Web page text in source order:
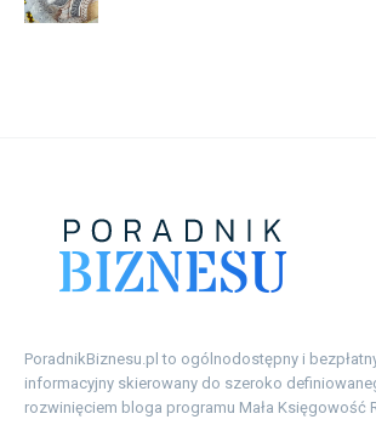
PoradnikBiznesu.pl to ogólnodostępny i
informacyjny skierowany do szeroko
rozwinięciem bloga programu Mała Księgowość